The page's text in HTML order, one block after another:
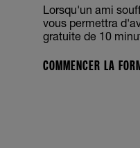
Lorsqu'un ami
vous permettra
gratuite de 10
COMMENCER LA